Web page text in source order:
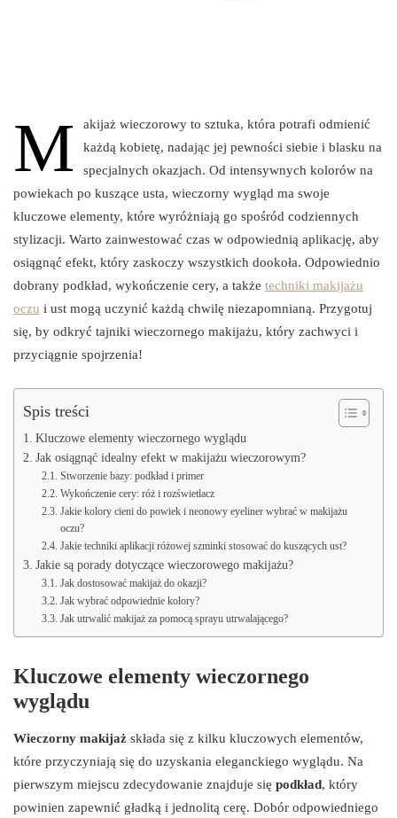
M
akijaż wieczorowy to sztuka, która potrafi odmienić
każdą kobietę, nadając jej pewności siebie i blasku na
specjalnych okazjach. Od intensywnych kolorów na
powiekach po kuszące usta, wieczorny wygląd ma swoje
kluczowe elementy, które wyróżniają go spośród codziennych
stylizacji. Warto zainwestować czas w odpowiednią aplikację, aby
osiągnąć efekt, który zaskoczy wszystkich dookoła. Odpowiednio
dobrany podkład, wykończenie cery, a także techniki makijażu
oczu i ust mogą uczynić każdą chwilę niezapomnianą. Przygotuj
się, by odkryć tajniki wieczornego makijażu, który zachwyci i
przyciągnie spojrzenia!
Spis treści
Kluczowe elementy wieczornego wyglądu
Jak osiągnąć idealny efekt w makijażu wieczorowym?
Stworzenie bazy: podkład i primer
Wykończenie cery: róż i rozświetlacz
Jakie kolory cieni do powiek i neonowy eyeliner wybrać w makijażu
oczu?
Jakie techniki aplikacji różowej szminki stosować do kuszących ust?
Jakie są porady dotyczące wieczorowego makijażu?
Jak dostosować makijaż do okazji?
Jak wybrać odpowiednie kolory?
Jak utrwalić makijaż za pomocą sprayu utrwalającego?
Kluczowe elementy wieczornego
wyglądu
Wieczorny makijaż składa się z kilku kluczowych elementów,
które przyczyniają się do uzyskania eleganckiego wyglądu. Na
pierwszym miejscu zdecydowanie znajduje się podkład, który
powinien zapewnić gładką i jednolitą cerę. Dobór odpowiedniego